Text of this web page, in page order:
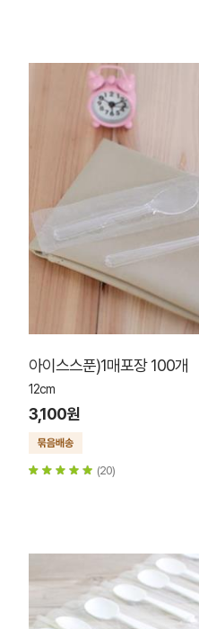
아이스스푼)1매포장 100개
12cm
3,100원
(20)